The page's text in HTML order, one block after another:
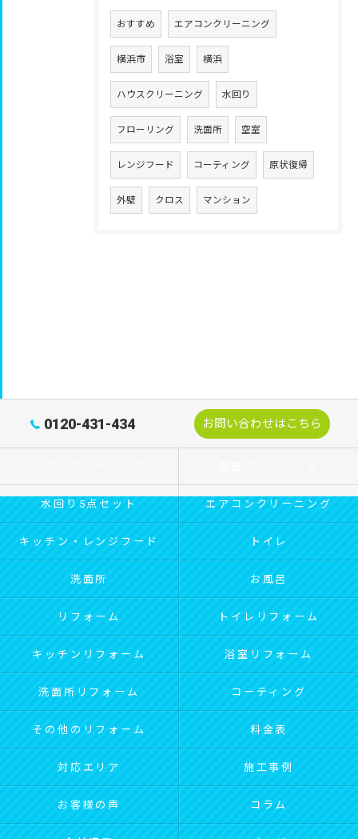
おすすめ エアコンクリーニング
横浜市 浴室 横浜
ハウスクリーニング 水回り
フローリング 洗面所 空室
レンジフード コーティング 原状復帰
外壁 クロス マンション
0120-431-434 お問い合わせはこちら
水回り5点セット エアコンクリーニング
キッチン・レンジフード トイレ
洗面所 お風呂
リフォーム トイレリフォーム
キッチンリフォーム 浴室リフォーム
洗面所リフォーム コーティング
その他のリフォーム 料金表
対応エリア 施工事例
お客様の声 コラム